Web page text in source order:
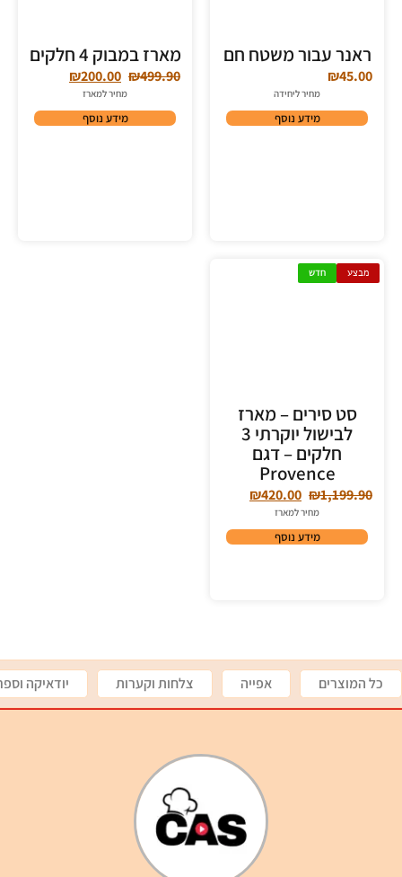
ראנר עבור משטח חם
₪45.00
מחיר ליחידה
מידע נוסף
מארז במבוק 4 חלקים
₪499.90
₪200.00
מחיר למארז
מידע נוסף
מבצע חדש
סט סירים – מארז
לבישול יוקרתי 3
חלקים – דגם
Provence
₪1,199.90
₪420.00
מחיר למארז
מידע נוסף
כל המוצרים אפייה צלחות וקערות יודאיקה